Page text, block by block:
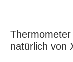
natürlich von